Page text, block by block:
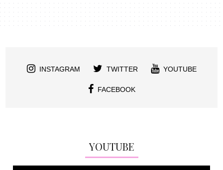
INSTAGRAM TWITTER YOUTUBE
FACEBOOK
YOUTUBE